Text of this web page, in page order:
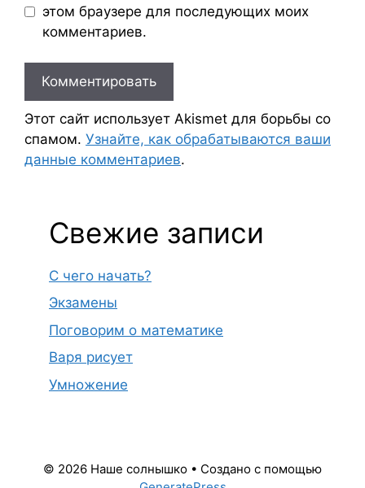
этом браузере для последующих моих
комментариев.
Этот сайт использует Akismet для борьбы со
спамом. Узнайте, как обрабатываются ваши
данные комментариев.
Свежие записи
С чего начать?
Экзамены
Поговорим о математике
Варя рисует
Умножение
© 2026 Наше солнышко • Создано с помощью